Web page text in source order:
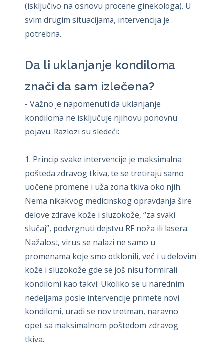
(isključivo na osnovu procene ginekologa). U
svim drugim situacijama, intervencija je
potrebna.
Da li uklanjanje kondiloma
znači da sam izlečena?
- Važno je napomenuti da uklanjanje
kondiloma ne isključuje njihovu ponovnu
pojavu. Razlozi su sledeći:
1. Princip svake intervencije je maksimalna
pošteda zdravog tkiva, te se tretiraju samo
uočene promene i uža zona tkiva oko njih.
Nema nikakvog medicinskog opravdanja šire
delove zdrave kože i sluzokože, “za svaki
slučaj”, podvrgnuti dejstvu RF noža ili lasera.
Nažalost, virus se nalazi ne samo u
promenama koje smo otklonili, već i u delovim
kože i sluzokože gde se još nisu formirali
kondilomi kao takvi. Ukoliko se u narednim
nedeljama posle intervencije primete novi
kondilomi, uradi se nov tretman, naravno
opet sa maksimalnom poštedom zdravog
tkiva.